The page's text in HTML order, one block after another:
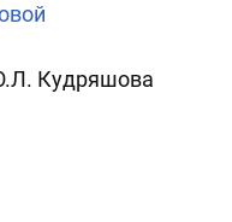
Кудряшова